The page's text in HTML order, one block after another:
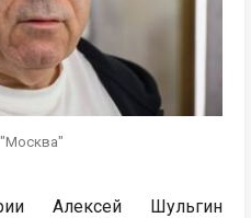
Алексей Шульгин